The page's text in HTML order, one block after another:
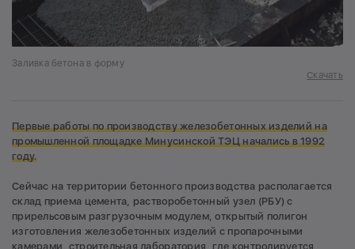
Заливка бетона в форму
Скачать
Первые работы по производству железобетонных изделий на
промышленной площадке Минусинской ТЭЦ начались в 1992
году.
Сейчас на территории бетонного производства располагается
склад приема цемента, растворобетонный узел (РБУ) с
прирельсовым разгрузочным модулем, открытый полигон
изготовления железобетонных изделий с пропарочными
камерами, строительная лаборатория, где контролируется